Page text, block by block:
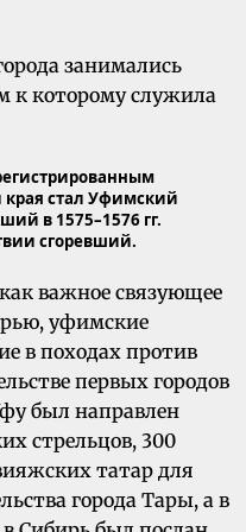
занимались
к которому служила
стал Уфимский
в 1575–1576 гг.
сгоревший.
важное связующее
уфимские
в походах против
первых городов
был направлен
стрельцов, 300
татар для
города Тары, а в